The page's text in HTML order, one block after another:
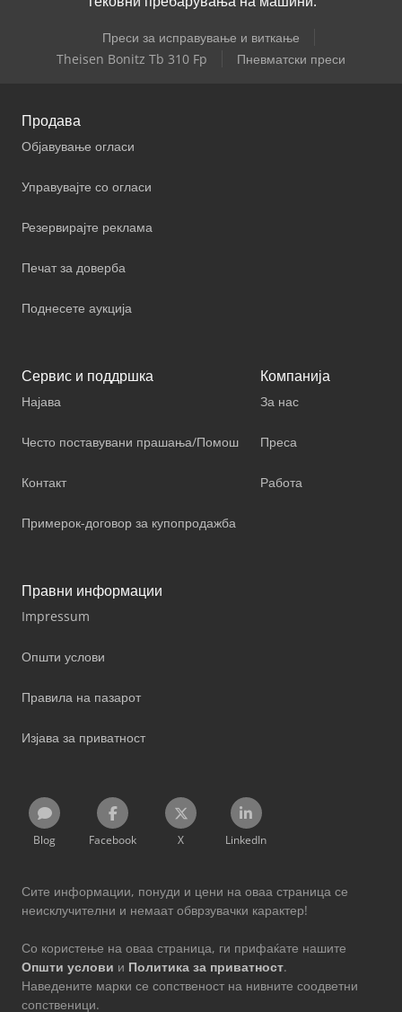
Преси за исправување и виткање
Theisen Bonitz Tb 310 Fp
Пневматски преси
Продава
Објавување огласи
Управувајте со огласи
Резервирајте реклама
Печат за доверба
Поднесете аукција
Сервис и поддршка
Најава
Често поставувани прашања/Помош
Контакт
Примерок-договор за купопродажба
Компанија
За нас
Преса
Работа
Правни информации
Impressum
Општи услови
Правила на пазарот
Изјава за приватност
Blog Facebook X LinkedIn
Сите информации, понуди и цени на оваа страница се
неисклучителни и немаат обврзувачки карактер!
Со користење на оваа страница, ги прифаќате нашите
Општи услови и Политика за приватност.
Наведените марки се сопственост на нивните соодветни
сопственици.